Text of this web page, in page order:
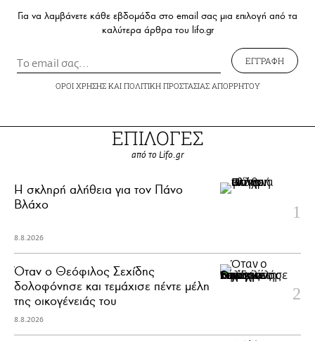
Για να λαμβάνετε κάθε εβδομάδα στο email σας μια επιλογή από τα
καλύτερα άρθρα του lifo.gr
ΕΓΓΡΑΦΗ
ΟΡΟΙ ΧΡΗΣΗΣΚΑΙ ΠΟΛΙΤΙΚΗ ΠΡΟΣΤΑΣΙΑΣ ΑΠΟΡΡΗΤΟΥ
ΕΠΙΛΟΓΕΣ
από το Lifo.gr
H σκληρή αλήθεια για τον Πάνο
Βλάχο
8.8.2026
Όταν ο Θεόφιλος Σεχίδης
δολοφόνησε και τεμάχισε πέντε μέλη
της οικογένειάς του
8.8.2026